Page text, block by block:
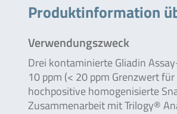
Produktinformation
Verwendungszweck
Drei kontaminierte Gliadin
10 ppm (< 20 ppm Grenzwert
hochpositive homogenisierte
Zusammenarbeit mit Trilogy®